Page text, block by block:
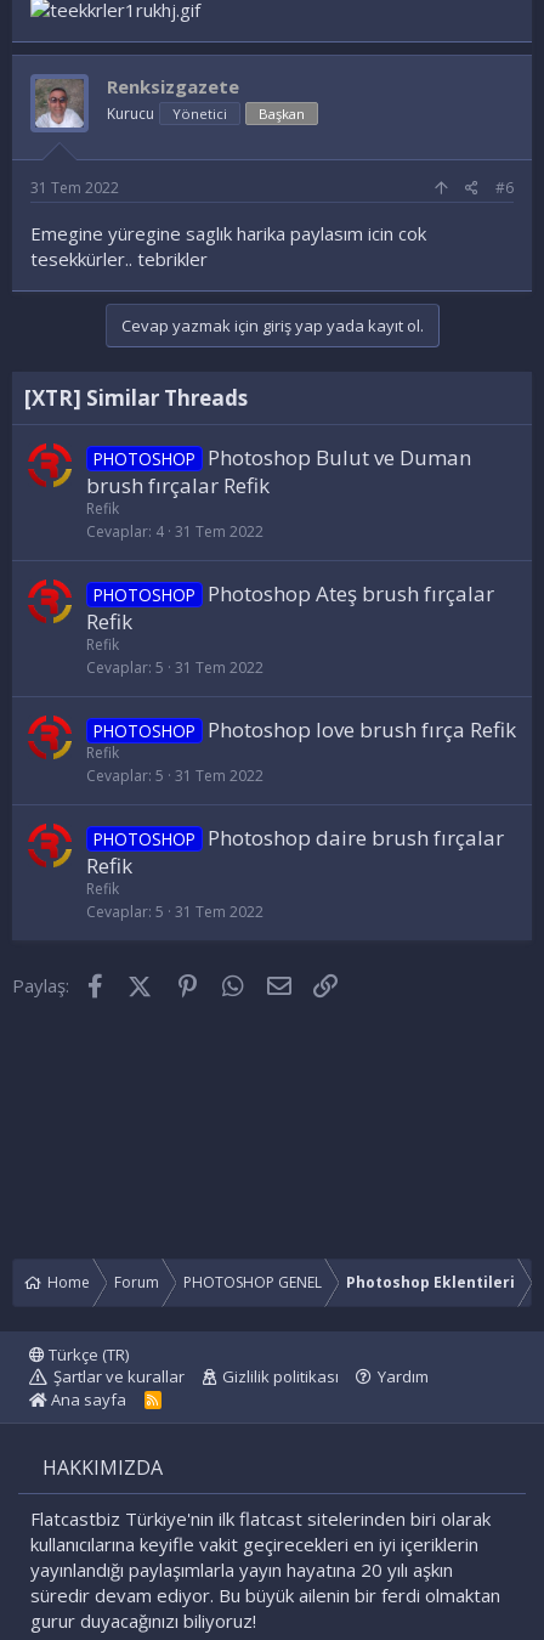
Renksizgazete
Kurucu Yönetici Başkan
31 Tem 2022 #6
Emegine yüregine saglık harika paylasım icin cok
tesekkürler.. tebrikler
Cevap yazmak için giriş yap yada kayıt ol.
[XTR] Similar Threads
PHOTOSHOP
Photoshop Bulut ve Duman
brush fırçalar Refik
Refik
Cevaplar 4 31 Tem 2022
PHOTOSHOP
Photoshop Ateş brush fırçalar
Refik
Refik
Cevaplar 5 31 Tem 2022
PHOTOSHOP Photoshop love brush fırça Refik
Refik
Cevaplar 5 31 Tem 2022
PHOTOSHOP
Photoshop daire brush fırçalar
Refik
Refik
Cevaplar 5 31 Tem 2022
Paylaş: FacebookX (Twitter)PinterestWhatsApp
E-posta
Home Forum PHOTOSHOP GENEL Photoshop Eklentileri
Türkçe (TR)
Şartlar ve kurallar
Gizlilik politikası
Yardım
Ana sayfa
R
HAKKIMIZDA
Flatcastbiz Türkiye'nin ilk flatcast sitelerinden biri olarak
kullanıcılarına keyifle vakit geçirecekleri en iyi içeriklerin
yayınlandığı paylaşımlarla yayın hayatına 20 yılı aşkın
süredir devam ediyor. Bu büyük ailenin bir ferdi olmaktan
gurur duyacağınızı biliyoruz!